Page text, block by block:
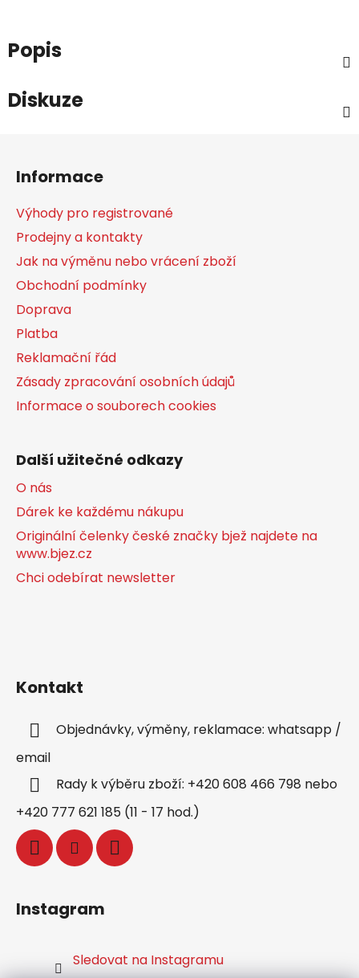
Popis
Diskuze
Informace
Výhody pro registrované
Prodejny a kontakty
Jak na výměnu nebo vrácení zboží
Obchodní podmínky
Doprava
Platba
Reklamační řád
Zásady zpracování osobních údajů
Informace o souborech cookies
Další užitečné odkazy
O nás
Dárek ke každému nákupu
Originální čelenky české značky bjež najdete na
www.bjez.cz
Chci odebírat newsletter
Kontakt
Objednávky, výměny, reklamace: whatsapp /
email
Rady k výběru zboží: +420 608 466 798 nebo
+420 777 621 185 (11 - 17 hod.)
Instagram
Sledovat na Instagramu